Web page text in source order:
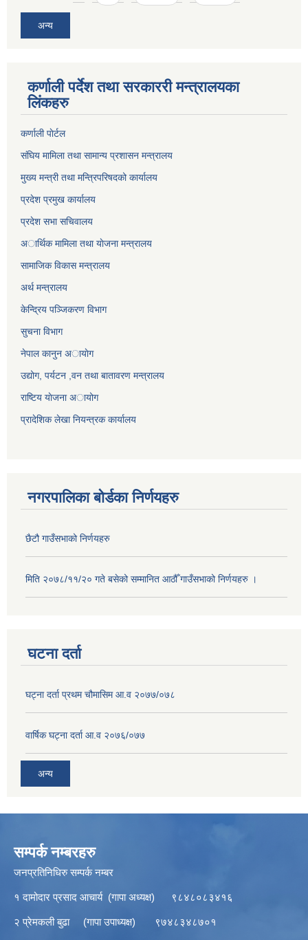
अन्य
कर्णाली पर्देश तथा सरकाररी मन्त्रालयका
लिंकहरु
कर्णाली पाेर्टल
संघिय मामिला तथा सामान्य प्रशासन मन्त्रालय
मुख्य मन्त्री तथा मन्त्रिपरिषदको कार्यालय
प्रदेश प्रमुख कार्यालय
प्रदेश सभा सचिवालय
अार्थिक मामिला तथा याेजना मन्त्रालय
सामाजिक विकास मन्त्रालय
अर्थ मन्त्रालय
केन्द्रिय पञ्जिकरण विभाग
सुचना विभाग
नेपाल कानुन अायाेग
उद्योग, पर्यटन ,वन तथा बातावरण मन्त्रालय
राष्टिय याेजना अायोग
प्रादेशिक लेखा नियन्त्रक कार्यालय
नगरपालिका बोर्डका निर्णयहरु
छैटौ गाउँसभाको निर्णयहरु
मिति २०७८/११/२० गते बसेको सम्मानित आठौँ गाउँसभाको निर्णयहरु ।
घटना दर्ता
घट्ना दर्ता प्रथम चौमासिम आ.व २०७७/०७८
वार्षिक घट्ना दर्ता आ.व २०७६/०७७
अन्य
सम्पर्क नम्बरहरु
जनप्रतिनिधिरु सम्पर्क नम्बर
१ दामोदार प्रसाद आचार्य (गापा अध्यक्ष) ९८४८०८३४१६
२ प्रेमकली बुढा (गापा उपाध्यक्ष) ९७४८३४८७०१